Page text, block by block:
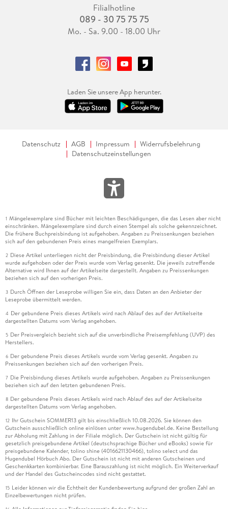
Filialhotline
089 - 30 75 75 75
Mo. - Sa. 9.00 - 18.00 Uhr
Laden Sie unsere App herunter.
Datenschutz AGB Impressum
Widerrufsbelehrung
Datenschutzeinstellungen
1 Mängelexemplare sind Bücher mit leichten Beschädigungen, die das Lesen aber nicht
einschränken. Mängelexemplare sind durch einen Stempel als solche gekennzeichnet.
Die frühere Buchpreisbindung ist aufgehoben. Angaben zu Preissenkungen beziehen
sich auf den gebundenen Preis eines mangelfreien Exemplars.
2 Diese Artikel unterliegen nicht der Preisbindung, die Preisbindung dieser Artikel
wurde aufgehoben oder der Preis wurde vom Verlag gesenkt. Die jeweils zutreffende
Alternative wird Ihnen auf der Artikelseite dargestellt. Angaben zu Preissenkungen
beziehen sich auf den vorherigen Preis.
3 Durch Öffnen der Leseprobe willigen Sie ein, dass Daten an den Anbieter der
Leseprobe übermittelt werden.
4 Der gebundene Preis dieses Artikels wird nach Ablauf des auf der Artikelseite
dargestellten Datums vom Verlag angehoben.
5 Der Preisvergleich bezieht sich auf die unverbindliche Preisempfehlung (UVP) des
Herstellers.
6 Der gebundene Preis dieses Artikels wurde vom Verlag gesenkt. Angaben zu
Preissenkungen beziehen sich auf den vorherigen Preis.
7 Die Preisbindung dieses Artikels wurde aufgehoben. Angaben zu Preissenkungen
beziehen sich auf den letzten gebundenen Preis.
8 Der gebundene Preis dieses Artikels wird nach Ablauf des auf der Artikelseite
dargestellten Datums vom Verlag angehoben.
12 Ihr Gutschein SOMMER13 gilt bis einschließlich 10.08.2026. Sie können den
Gutschein ausschließlich online einlösen unter www.hugendubel.de. Keine Bestellung
zur Abholung mit Zahlung in der Filiale möglich. Der Gutschein ist nicht gültig für
gesetzlich preisgebundene Artikel (deutschsprachige Bücher und eBooks) sowie für
preisgebundene Kalender, tolino shine (4016621130466), tolino select und das
Hugendubel Hörbuch Abo. Der Gutschein ist nicht mit anderen Gutscheinen und
Geschenkkarten kombinierbar. Eine Barauszahlung ist nicht möglich. Ein Weiterverkauf
und der Handel des Gutscheincodes sind nicht gestattet.
15 Leider können wir die Echtheit der Kundenbewertung aufgrund der großen Zahl an
Einzelbewertungen nicht prüfen.